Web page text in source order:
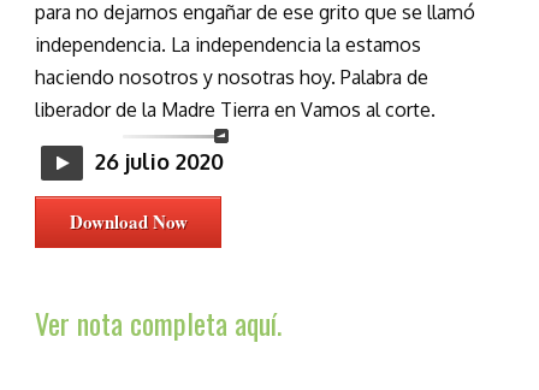
para no dejarnos engañar de ese grito que se llamó
independencia. La independencia la estamos
haciendo nosotros y nosotras hoy. Palabra de
liberador de la Madre Tierra en Vamos al corte.
26 julio 2020
Download Now
Ver nota completa aquí.